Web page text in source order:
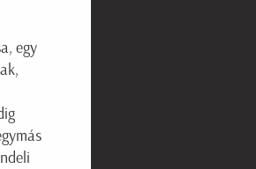
egy